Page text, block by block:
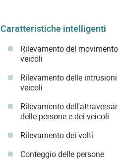
Caratteristiche intelligenti
Rilevamento del
veicoli
Rilevamento delle
veicoli
Rilevamento
delle persone e dei veicoli
Rilevamento dei volti
Conteggio delle persone